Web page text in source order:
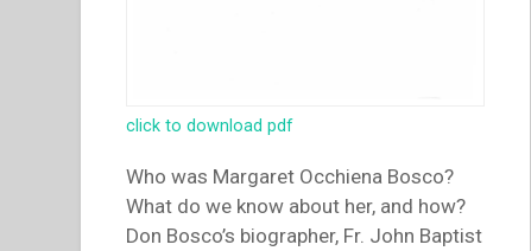
click to download pdf
Who was Margaret Occhiena Bosco?
What do we know about her, and how?
Don Bosco’s biographer, Fr. John Baptist